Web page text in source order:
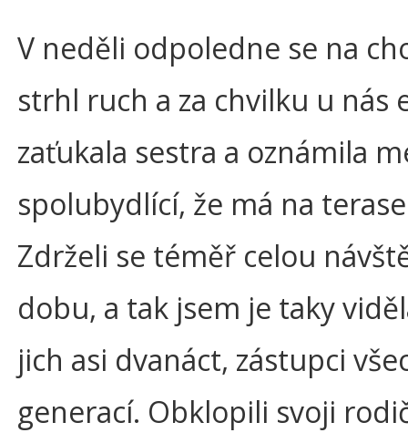
V neděli odpoledne se na
strhl ruch a za chvilku u nás
zaťukala sestra a oznámila
spolubydlící, že má na
Zdrželi se téměř celou
dobu, a tak jsem je taky
jich asi dvanáct, zástupci
generací. Obklopili svoji